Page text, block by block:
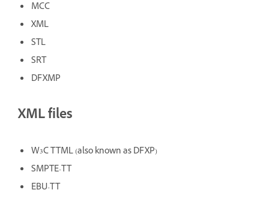
MCC
XML
STL
SRT
DFXMP
XML files
W3C TTML (also known as DFXP)
SMPTE-TT
EBU-TT